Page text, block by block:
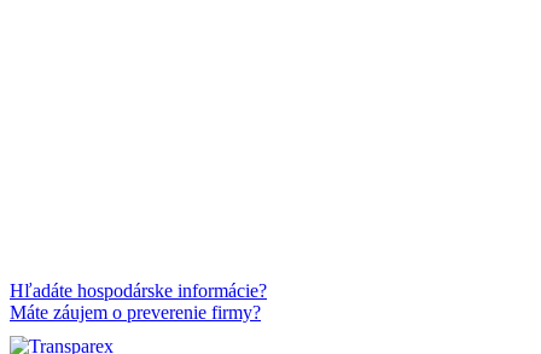
Hľadáte hospodárske informácie?
Máte záujem o preverenie firmy?